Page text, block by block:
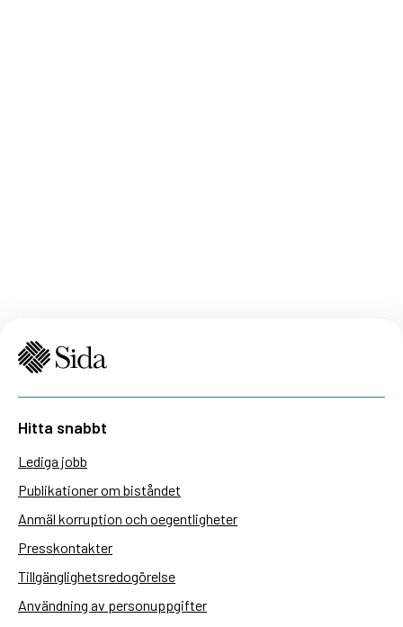
Hitta snabbt
Lediga jobb
Publikationer om biståndet
Anmäl korruption och oegentligheter
Presskontakter
Tillgänglighetsredogörelse
Användning av personuppgifter